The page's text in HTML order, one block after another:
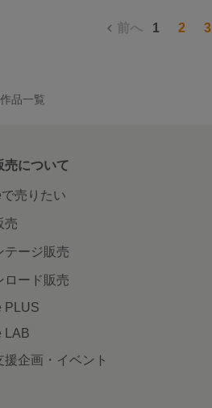
前へ 1 2 3
品一覧
売について
売りたい
売
テージ販売
ロード販売
PLUS
LAB
援企画・イベント